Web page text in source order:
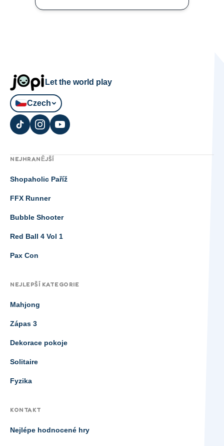
Let the world play
Czech
NEJHRANĚJŠÍ
Shopaholic Paříž
FFX Runner
Bubble Shooter
Red Ball 4 Vol 1
Pax Con
NEJLEPŠÍ KATEGORIE
Mahjong
Zápas 3
Dekorace pokoje
Solitaire
Fyzika
KONTAKT
Nejlépe hodnocené hry